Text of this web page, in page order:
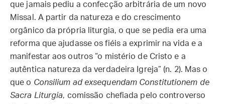
que jamais pediu a confecção arbitrária de um novo
Missal. A partir da natureza e do crescimento
orgânico da própria liturgia, o que se pedia era uma
reforma que ajudasse os fiéis a exprimir na vida e a
manifestar aos outros “o mistério de Cristo e a
autêntica natureza da verdadeira Igreja” (n. 2). Mas o
que o Consilium ad exsequendam Constitutionem de
Sacra Liturgia, comissão chefiada pelo controverso